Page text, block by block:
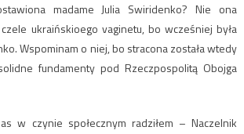
madame Julia Swiridenko? Nie ona
ukraińskioego vaginetu, bo wcześniej była
Wspominam o niej, bo stracona została wtedy
fundamenty pod Rzeczpospolitą Obojga
w czynie społecznym radziłem – Naczelnik